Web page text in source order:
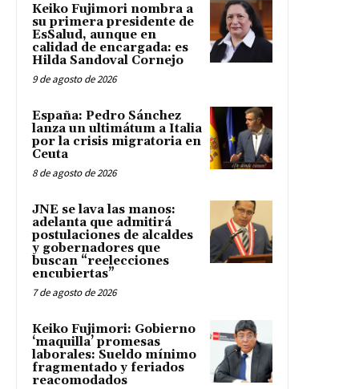
Keiko Fujimori nombra a
su primera presidente de
EsSalud, aunque en
calidad de encargada: es
Hilda Sandoval Cornejo
9 de agosto de 2026
España: Pedro Sánchez
lanza un ultimátum a Italia
por la crisis migratoria en
Ceuta
8 de agosto de 2026
JNE se lava las manos:
adelanta que admitirá
postulaciones de alcaldes
y gobernadores que
buscan “reelecciones
encubiertas”
7 de agosto de 2026
Keiko Fujimori: Gobierno
‘maquilla’ promesas
laborales: Sueldo mínimo
fragmentado y feriados
reacomodados